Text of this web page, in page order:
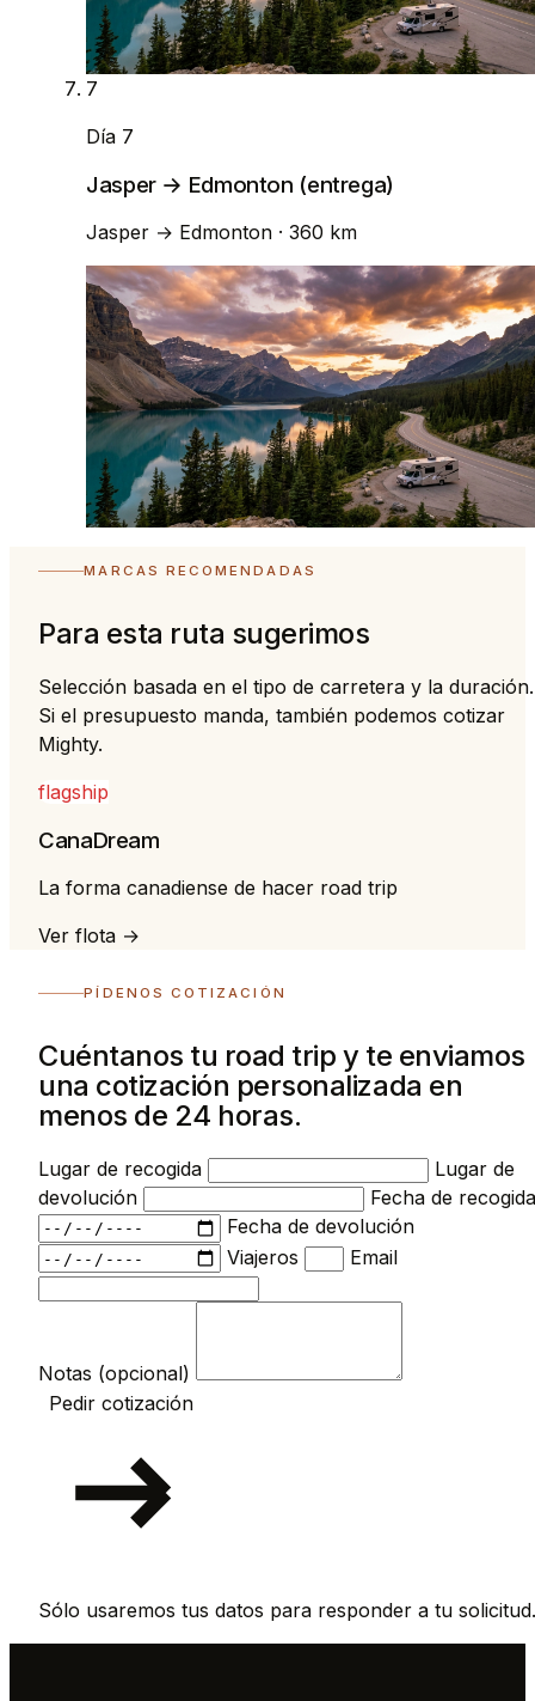
7
Día 7
Jasper → Edmonton (entrega)
Jasper → Edmonton · 360 km
MARCAS RECOMENDADAS
Para esta ruta sugerimos
Selección basada en el tipo de carretera y la duración.
Si el presupuesto manda, también podemos cotizar
Mighty.
flagship
CanaDream
La forma canadiense de hacer road trip
Ver flota →
PÍDENOS COTIZACIÓN
Cuéntanos tu road trip y te enviamos
una cotización personalizada en
menos de 24 horas.
Lugar de recogida
Lugar de
devolución
Fecha de recogida
Fecha de devolución
Viajeros
Email
Notas (opcional)
Pedir cotización
Sólo usaremos tus datos para responder a tu solicitud.